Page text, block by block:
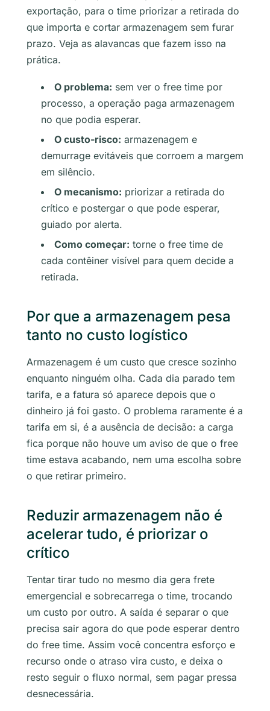
exportação, para o time priorizar a retirada do
que importa e cortar armazenagem sem furar
prazo. Veja as alavancas que fazem isso na
prática.
O problema: sem ver o free time por
processo, a operação paga armazenagem
no que podia esperar.
O custo-risco: armazenagem e
demurrage evitáveis que corroem a margem
em silêncio.
O mecanismo: priorizar a retirada do
crítico e postergar o que pode esperar,
guiado por alerta.
Como começar: torne o free time de
cada contêiner visível para quem decide a
retirada.
Por que a armazenagem pesa
tanto no custo logístico
Armazenagem é um custo que cresce sozinho
enquanto ninguém olha. Cada dia parado tem
tarifa, e a fatura só aparece depois que o
dinheiro já foi gasto. O problema raramente é a
tarifa em si, é a ausência de decisão: a carga
fica porque não houve um aviso de que o free
time estava acabando, nem uma escolha sobre
o que retirar primeiro.
Reduzir armazenagem não é
acelerar tudo, é priorizar o
crítico
Tentar tirar tudo no mesmo dia gera frete
emergencial e sobrecarrega o time, trocando
um custo por outro. A saída é separar o que
precisa sair agora do que pode esperar dentro
do free time. Assim você concentra esforço e
recurso onde o atraso vira custo, e deixa o
resto seguir o fluxo normal, sem pagar pressa
desnecessária.